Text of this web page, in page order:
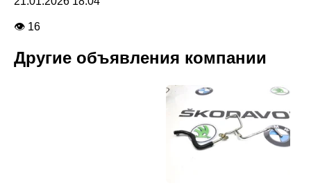
👁 16
Другие объявления компании